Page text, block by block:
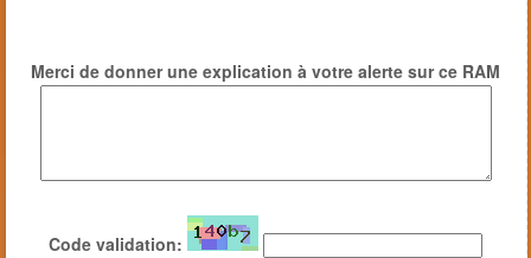
Merci de donner une explication à votre alerte sur ce RAM
Code validation: